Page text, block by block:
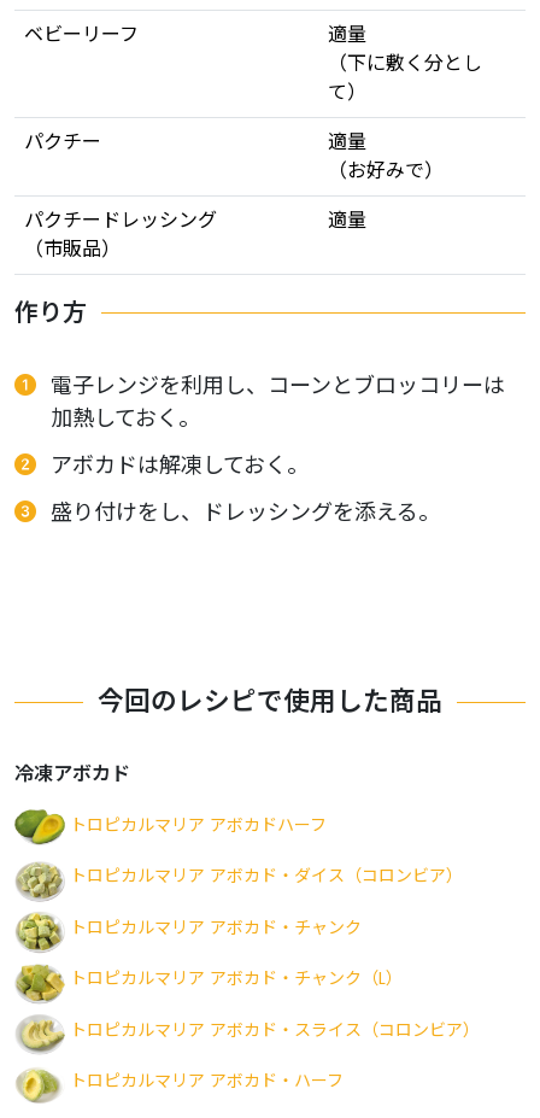
ベビーリーフ
適量
（下に敷く分とし
て）
パクチー
適量
（お好みで）
パクチードレッシング
（市販品）
適量
作り方
電子レンジを利用し、コーンとブロッコリーは
加熱しておく。
アボカドは解凍しておく。
盛り付けをし、ドレッシングを添える。
今回のレシピで使用した商品
冷凍アボカド
トロピカルマリア アボカドハーフ
トロピカルマリア アボカド・ダイス（コロンビア）
トロピカルマリア アボカド・チャンク
トロピカルマリア アボカド・チャンク（L）
トロピカルマリア アボカド・スライス（コロンビア）
トロピカルマリア アボカド・ハーフ